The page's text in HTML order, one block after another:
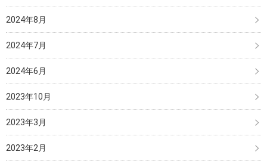
2024年8月
2024年7月
2024年6月
2023年10月
2023年3月
2023年2月